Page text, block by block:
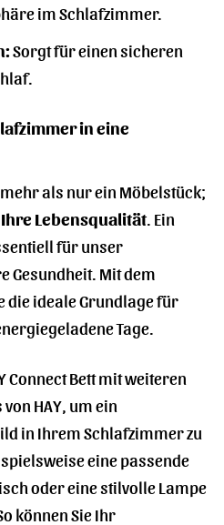
im Schlafzimmer.
Sorgt für einen sicheren
in eine
mehr als nur ein Möbelstück;
Lebensqualität. Ein
für unser
Gesundheit. Mit dem
die ideale Grundlage für
Tage.
Connect Bett mit weiteren
HAY, um ein
in Ihrem Schlafzimmer zu
eine passende
oder eine stilvolle Lampe
können Sie Ihr